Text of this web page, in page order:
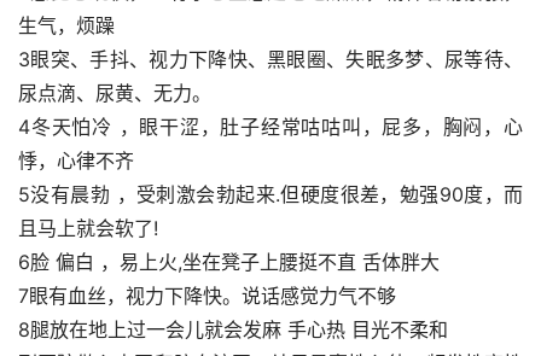
生气，烦躁
3眼突、手抖、视力下降快、黑眼圈、失眠多梦、尿等待、
尿点滴、尿黄、无力。
4冬天怕冷 ，眼干涩，肚子经常咕咕叫，屁多，胸闷，心
悸，心律不齐
5没有晨勃 ，受刺激会勃起来.但硬度很差，勉强90度，而
且马上就会软了!
6脸 偏白 ，易上火,坐在凳子上腰挺不直 舌体胖大
7眼有血丝，视力下降快。说话感觉力气不够
8腿放在地上过一会儿就会发麻 手心热 目光不柔和